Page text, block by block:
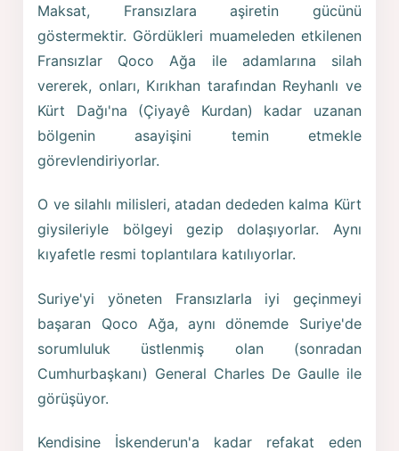
Maksat, Fransızlara aşiretin gücünü
göstermektir. Gördükleri muameleden etkilenen
Fransızlar Qoco Ağa ile adamlarına silah
vererek, onları, Kırıkhan tarafından Reyhanlı ve
Kürt Dağı'na (Çiyayê Kurdan) kadar uzanan
bölgenin asayişini temin etmekle
görevlendiriyorlar.
O ve silahlı milisleri, atadan dededen kalma Kürt
giysileriyle bölgeyi gezip dolaşıyorlar. Aynı
kıyafetle resmi toplantılara katılıyorlar.
Suriye'yi yöneten Fransızlarla iyi geçinmeyi
başaran Qoco Ağa, aynı dönemde Suriye'de
sorumluluk üstlenmiş olan (sonradan
Cumhurbaşkanı) General Charles De Gaulle ile
görüşüyor.
Kendisine İskenderun'a kadar refakat eden